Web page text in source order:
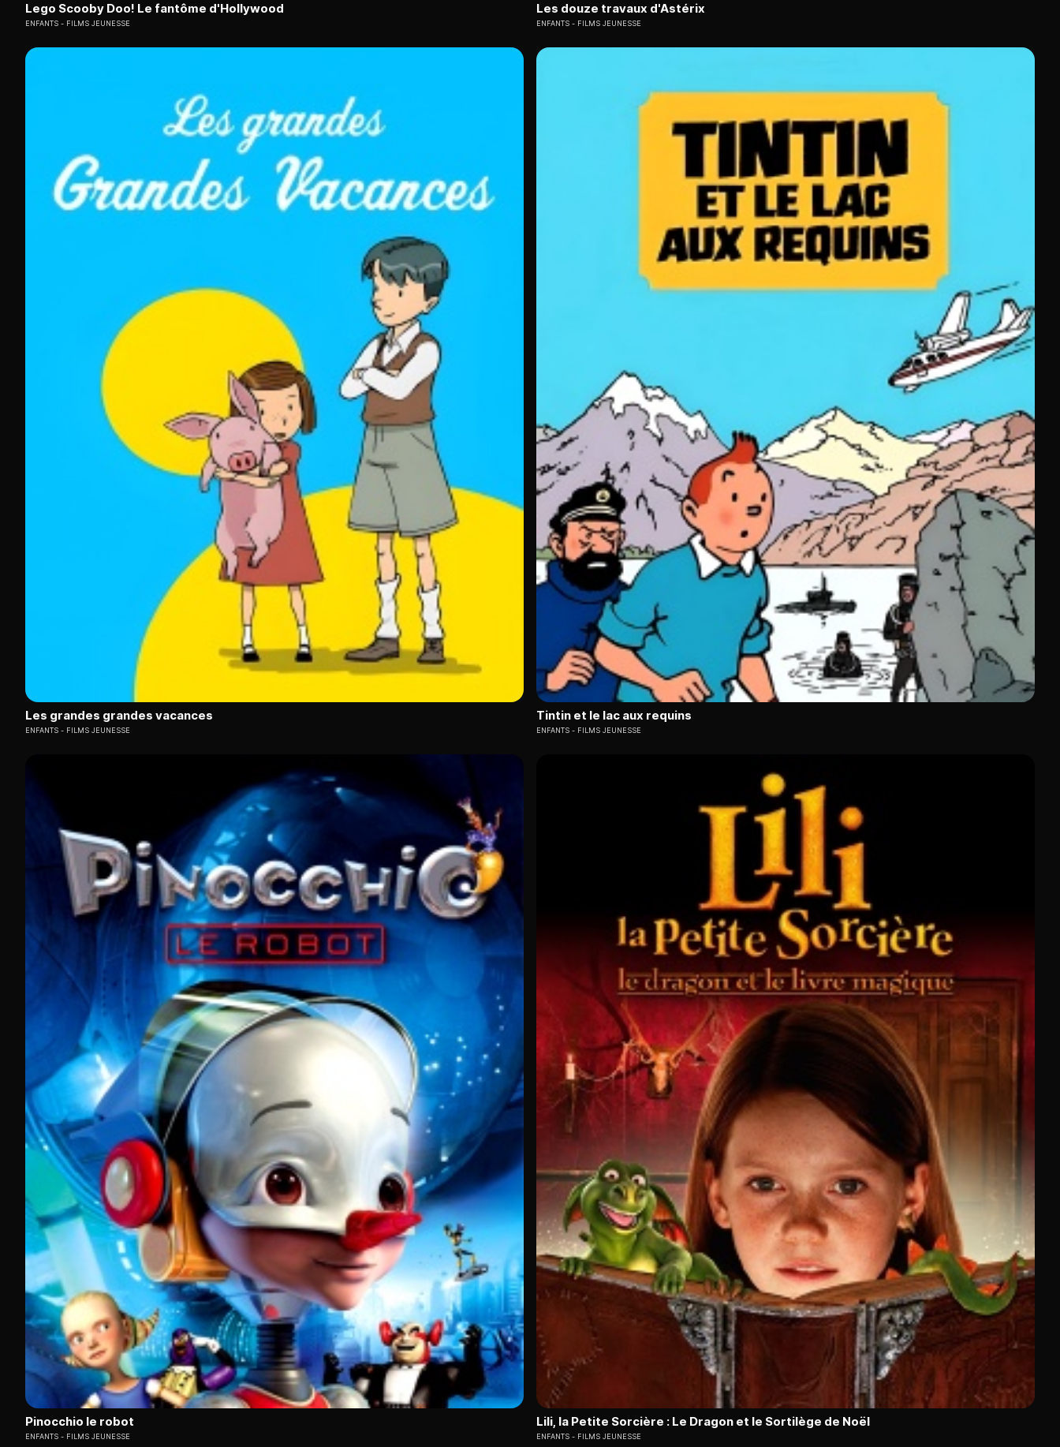
Lego Scooby Doo! Le fantôme d'Hollywood
ENFANTS FILMS JEUNESSE
Les douze travaux d'Astérix
ENFANTS FILMS JEUNESSE
Les grandes grandes vacances
ENFANTS FILMS JEUNESSE
Tintin et le lac aux requins
ENFANTS FILMS JEUNESSE
Pinocchio le robot
ENFANTS FILMS JEUNESSE
Lili, la Petite Sorcière : Le Dragon et le Sortilège de Noël
ENFANTS FILMS JEUNESSE